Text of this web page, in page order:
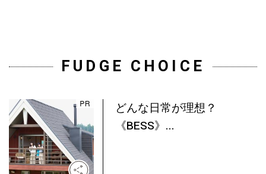
FUDGE CHOICE
どんな日常が理想？
《BESS》...